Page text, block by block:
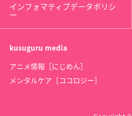
インフォマティブデータポリシ
ー
kusuguru media
アニメ情報［にじめん］
メンタルケア［ココロジー］